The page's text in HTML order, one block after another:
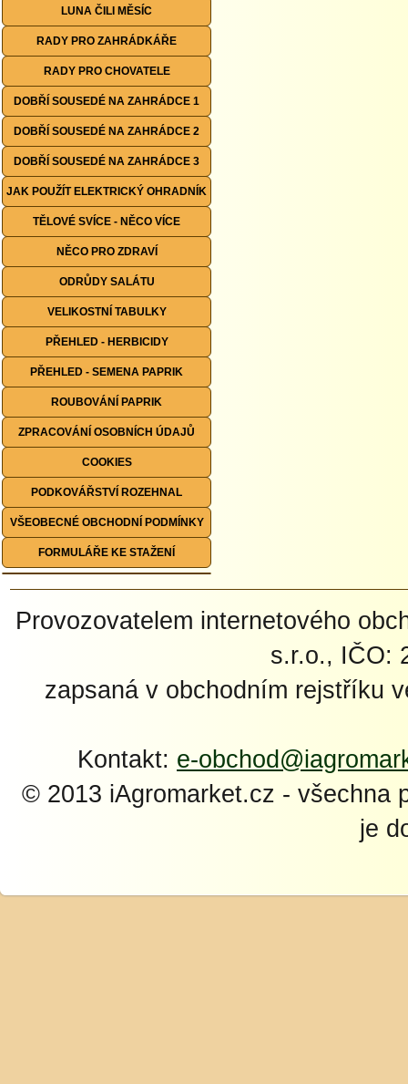
LUNA ČILI MĚSÍC
RADY PRO ZAHRÁDKÁŘE
RADY PRO CHOVATELE
DOBŘÍ SOUSEDÉ NA ZAHRÁDCE 1
DOBŘÍ SOUSEDÉ NA ZAHRÁDCE 2
DOBŘÍ SOUSEDÉ NA ZAHRÁDCE 3
JAK POUŽÍT ELEKTRICKÝ OHRADNÍK
TĚLOVÉ SVÍCE - NĚCO VÍCE
NĚCO PRO ZDRAVÍ
ODRŮDY SALÁTU
VELIKOSTNÍ TABULKY
PŘEHLED - HERBICIDY
PŘEHLED - SEMENA PAPRIK
ROUBOVÁNÍ PAPRIK
ZPRACOVÁNÍ OSOBNÍCH ÚDAJŮ
COOKIES
PODKOVÁŘSTVÍ ROZEHNAL
VŠEOBECNÉ OBCHODNÍ PODMÍNKY
FORMULÁŘE KE STAŽENÍ
Provozovatelem internetového
s.r.o., IČO:
zapsaná v obchodním rejstříku
Kontakt: e-
© 2013 iAgromarket.cz - všechna
je